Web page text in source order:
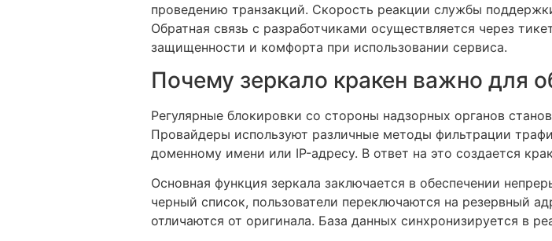
проведению транзакций. Скорость реакции службы
Обратная связь с разработчиками осуществляется через
защищенности и комфорта при использовании сервиса.
Почему зеркало кракен важно для
Регулярные блокировки со стороны надзорных органов
Провайдеры используют различные методы фильтрации
доменному имени или IP-адресу. В ответ на это создается
Основная функция зеркала заключается в обеспечении
черный список, пользователи переключаются на резервный
отличаются от оригинала. База данных синхронизируется в